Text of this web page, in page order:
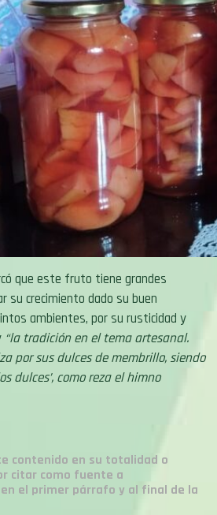
que este fruto tiene grandes
su crecimiento dado su buen
ambientes, por su rusticidad y
“la tradición en el tema artesanal.
por sus dulces de membrillo, siendo
dulces’, como reza el himno
contenido en su totalidad o
citar como fuente a
el primer párrafo y al final de la